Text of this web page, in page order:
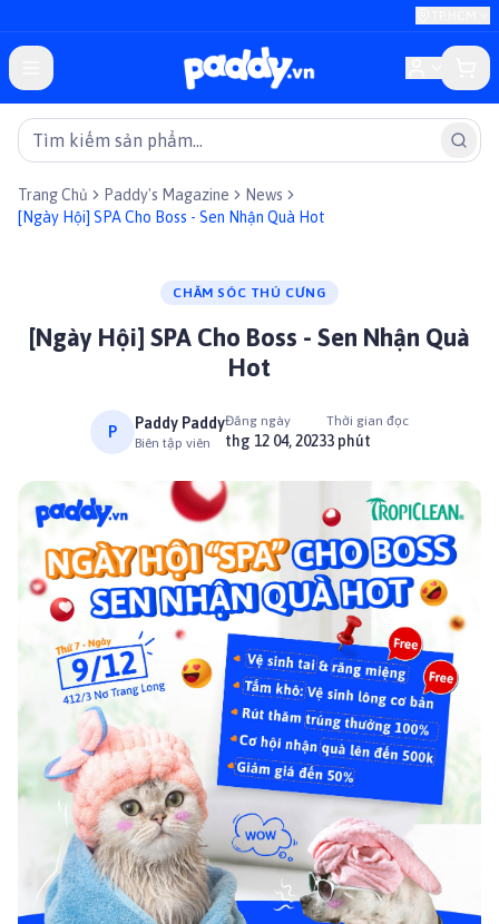
Trang Chủ Paddy's Magazine
News
[Ngày Hội] SPA Cho Boss - Sen Nhận Quà Hot
CHĂM SÓC THÚ CƯNG
[Ngày Hội] SPA Cho Boss - Sen Nhận Quà
Hot
P Paddy Paddy
Biên tập viên
Đăng ngày
thg 12 04, 2023
Thời gian đọc
3 phút